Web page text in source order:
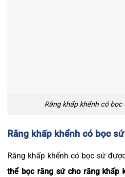
Răng khấp khểnh có
Răng khấp khểnh có bọc
Răng khấp khểnh có bọc sứ
thể bọc răng sứ cho răng khấp